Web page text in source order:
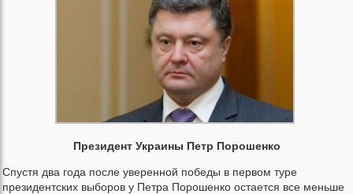
Президент Украины Петр Порошенко
Спустя два года после уверенной победы в первом туре
президентских выборов у Петра Порошенко остается все меньше